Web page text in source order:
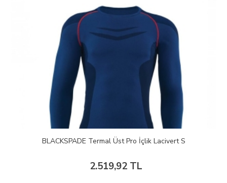
BLACKSPADE Termal Üst Pro İçlik Lacivert S
2.519,92 TL